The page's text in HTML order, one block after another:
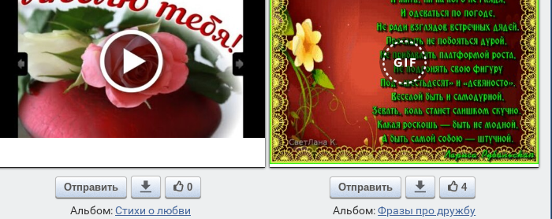
Отправить  0
Альбом:Стихи о любви
Отправить  4
Альбом:Фразы про дружбу